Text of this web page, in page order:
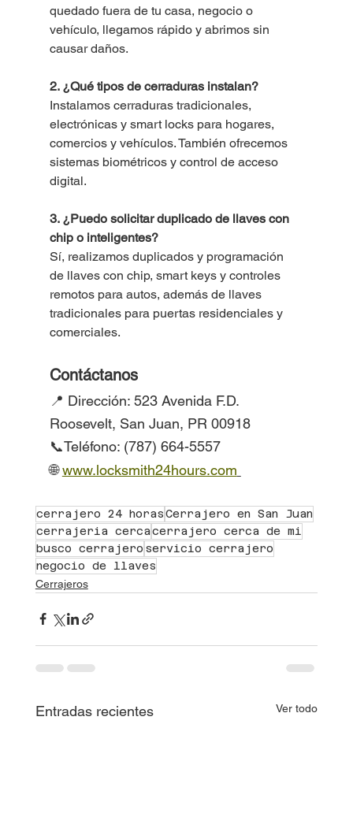
quedado fuera de tu casa, negocio o
vehículo, llegamos rápido y abrimos sin
causar daños.
2. ¿Qué tipos de cerraduras instalan?
Instalamos cerraduras tradicionales,
electrónicas y smart locks para hogares,
comercios y vehículos. También ofrecemos
sistemas biométricos y control de acceso
digital.
3. ¿Puedo solicitar duplicado de llaves con
chip o inteligentes?
Sí, realizamos duplicados y programación
de llaves con chip, smart keys y controles
remotos para autos, además de llaves
tradicionales para puertas residenciales y
comerciales.
Contáctanos
📍 Dirección: 523 Avenida F.D.
Roosevelt, San Juan, PR 00918
📞Teléfono: (787) 664-5557
🌐 www.locksmith24hours.com
cerrajero 24 horasCerrajero en San Juan
cerrajeria cercacerrajero cerca de mi
busco cerrajero servicio cerrajero
negocio de llaves
Cerrajeros
Entradas recientes Ver todo